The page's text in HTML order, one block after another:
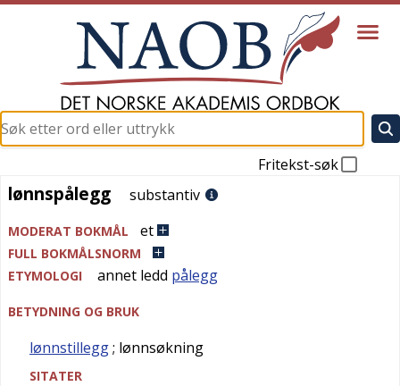
Fritekst-søk
lønnspålegg
lønnspålegg substantiv
MODERAT BOKMÅL et
FULL BOKMÅLSNORM
ETYMOLOGI
annet ledd pålegg
BETYDNING OG BRUK
lønnstillegg; lønnsøkning
SITATER